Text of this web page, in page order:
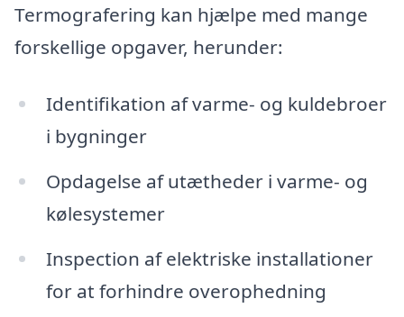
Termografering kan hjælpe med mange
forskellige opgaver, herunder:
Identifikation af varme- og kuldebroer
i bygninger
Opdagelse af utætheder i varme- og
kølesystemer
Inspection af elektriske installationer
for at forhindre overophedning